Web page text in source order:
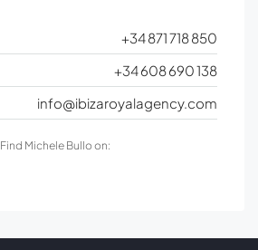
+34 871 718 850
+34 608 690 138
info@ibizaroyalagency.com
Find Michele Bullo on: